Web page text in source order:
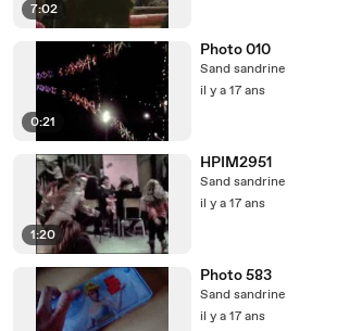
7:02
0:21
Photo 010
Sand sandrine
il y a 17 ans
1:20
HPIM2951
Sand sandrine
il y a 17 ans
Photo 583
Sand sandrine
il y a 17 ans